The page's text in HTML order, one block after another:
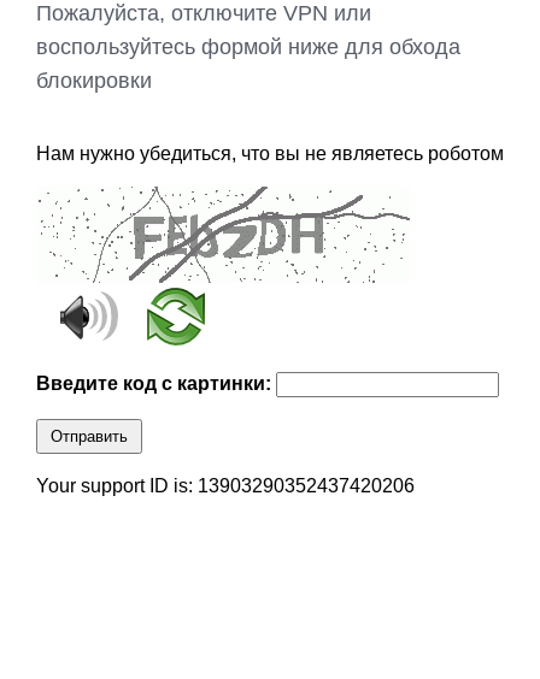
Пожалуйста, отключите VPN или
воспользуйтесь формой ниже для обхода
блокировки
Нам нужно убедиться, что вы не являетесь роботом
Введите код с картинки:
Отправить
Your support ID is: 13903290352437420206